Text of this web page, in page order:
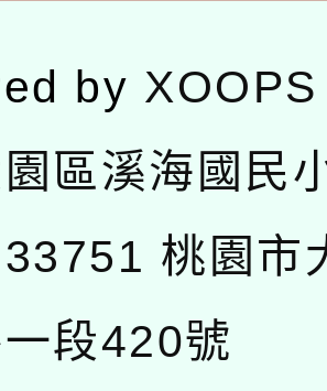
by XOOPS
區溪海國民
33751 桃園市
段420號